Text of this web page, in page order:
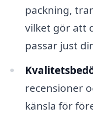
packning,
vilket gör att
passar just
recensioner
känsla för